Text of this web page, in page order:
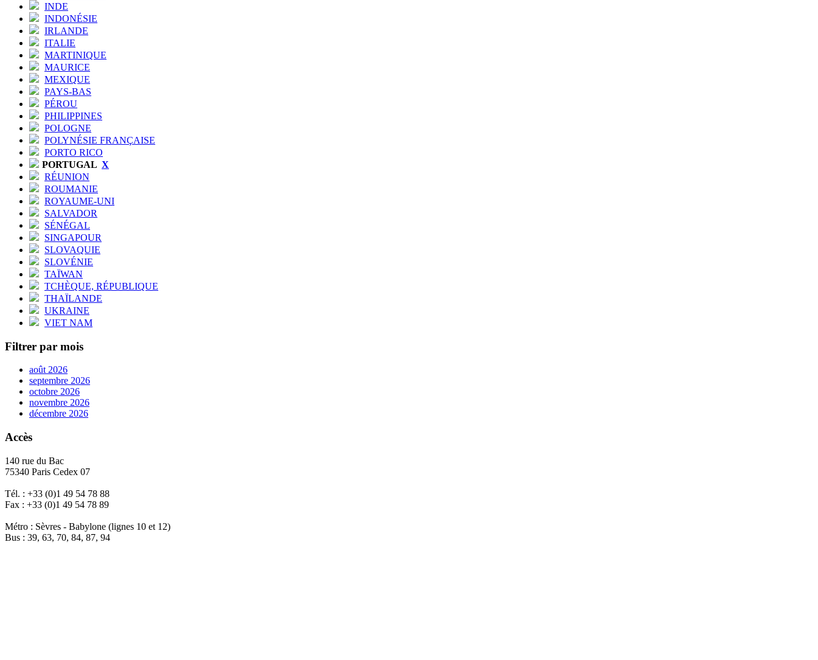
INDE
INDONÉSIE
IRLANDE
ITALIE
MARTINIQUE
MAURICE
MEXIQUE
PAYS-BAS
PÉROU
PHILIPPINES
POLOGNE
POLYNÉSIE FRANÇAISE
PORTO RICO
PORTUGAL X
RÉUNION
ROUMANIE
ROYAUME-UNI
SALVADOR
SÉNÉGAL
SINGAPOUR
SLOVAQUIE
SLOVÉNIE
TAÏWAN
TCHÈQUE, RÉPUBLIQUE
THAÏLANDE
UKRAINE
VIET NAM
Filtrer par mois
août 2026
septembre 2026
octobre 2026
novembre 2026
décembre 2026
Accès
140 rue du Bac
75340 Paris Cedex 07
Tél. : +33 (0)1 49 54 78 88
Fax : +33 (0)1 49 54 78 89
Métro : Sèvres - Babylone (lignes 10 et 12)
Bus : 39, 63, 70, 84, 87, 94